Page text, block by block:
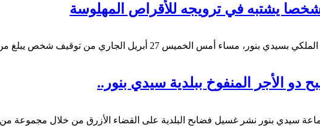
يشتبه في ترويجه للأقراص المهلوسة
من توقيف شخص يبلغ من العمر حوالي 24 سنة، من ذوي السوابق القضائية، وذلك للاشتباه في تورطه…
دو الأجر المنفوخ ببلدية سيدي بنور..
سيدي بنور نشر غسيل فضاىح البلدية على القضاء الأزرق من خلال مجموعة من